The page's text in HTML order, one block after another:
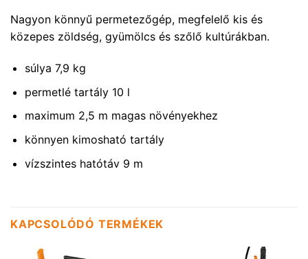
Nagyon könnyű permetezőgép, megfelelő kis és
közepes zöldség, gyümölcs és szőlő kultúrákban.
súlya 7,9 kg
permetlé tartály 10 l
maximum 2,5 m magas növényekhez
könnyen kimosható tartály
vízszintes hatótáv 9 m
KAPCSOLÓDÓ TERMÉKEK